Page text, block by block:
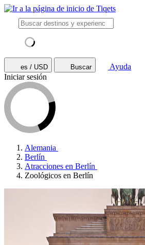
es / USD Buscar
Ayuda
Iniciar sesión
Alemania
Berlín
Atracciones en Berlín
Zoológicos en Berlín